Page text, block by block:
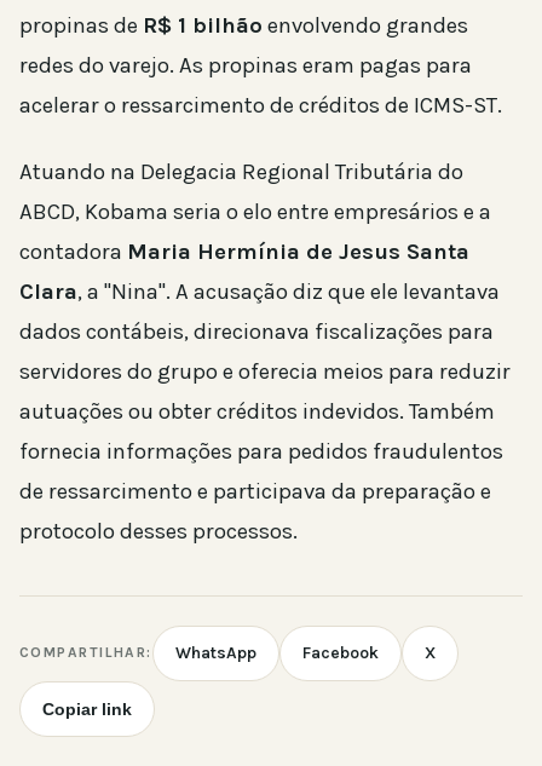
propinas de R$ 1 bilhão envolvendo grandes
redes do varejo. As propinas eram pagas para
acelerar o ressarcimento de créditos de ICMS-ST.
Atuando na Delegacia Regional Tributária do
ABCD, Kobama seria o elo entre empresários e a
contadora Maria Hermínia de Jesus Santa
Clara, a "Nina". A acusação diz que ele levantava
dados contábeis, direcionava fiscalizações para
servidores do grupo e oferecia meios para reduzir
autuações ou obter créditos indevidos. Também
fornecia informações para pedidos fraudulentos
de ressarcimento e participava da preparação e
protocolo desses processos.
COMPARTILHAR: WhatsApp Facebook X
Copiar link